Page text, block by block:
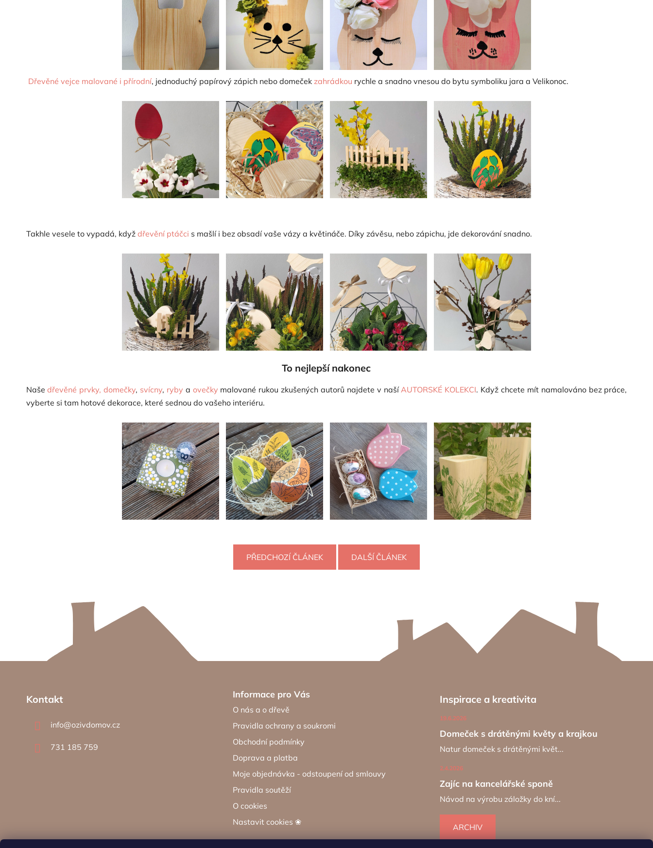
Dřevěné vejce malované i přírodní, jednoduchý papírový zápich nebo domeček zahrádkou rychle a snadno vnesou do bytu symboliku jara a Velikonoc.
Takhle vesele to vypadá, když dřevění ptáčci s mašlí i bez obsadí vaše vázy a květináče. Díky závěsu, nebo zápichu, jde dekorování snadno.
To nejlepší nakonec
Našedřevěné prvky, domečky, svícny, ryby a ovečky malované rukou zkušených autorů najdete v našíAUTORSKÉ KOLEKCI. Když chcete mít namalováno bez práce,
vyberte si tam hotové dekorace, které sednou do vašeho interiéru.
PŘEDCHOZÍ ČLÁNEK DALŠÍ ČLÁNEK
Z
Kontakt
info@ozivdomov.cz
731 185 759
Informace pro Vás
O nás a o dřevě
Pravidla ochrany a soukromi
Obchodní podmínky
Doprava a platba
Moje objednávka - odstoupení od smlouvy
Pravidla soutěží
O cookies
Nastavit cookies ❀
Inspirace a kreativita
Domeček s drátěnými květy a krajkou
19.6.2026
Natur domeček s drátěnými květ...
Zajíc na kancelářské sponě
2.4.2026
Návod na výrobu záložky do kní...
ARCHIV